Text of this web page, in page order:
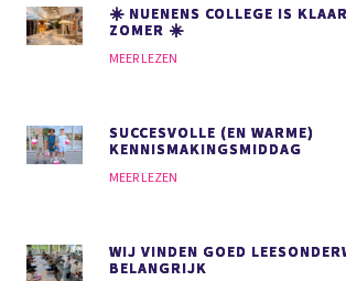
☀️ NUENENS COLLEGE IS
ZOMER ☀️
MEER LEZEN
SUCCESVOLLE (EN WARME)
KENNISMAKINGSMIDDAG
MEER LEZEN
WIJ VINDEN GOED
BELANGRIJK